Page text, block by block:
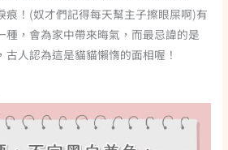
痕！(奴才們記得每天幫主子擦眼屎啊)有
種，會為家中帶來晦氣，而最忌諱的是
人認為這是貓貓懶惰的面相喔！